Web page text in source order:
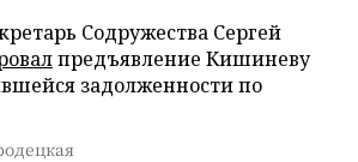
Содружества Сергей
предъявление Кишиневу
задолженности по